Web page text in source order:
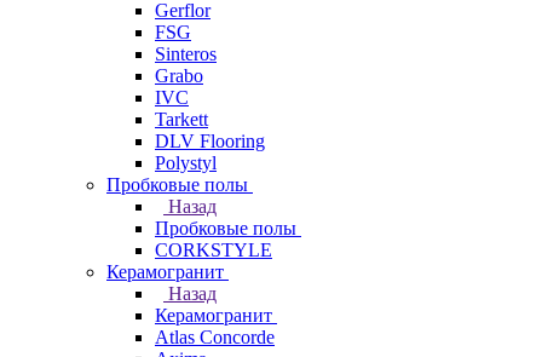
Gerflor
FSG
Sinteros
Grabo
IVC
Tarkett
DLV Flooring
Polystyl
Пробковые полы
Назад
Пробковые полы
CORKSTYLE
Керамогранит
Назад
Керамогранит
Atlas Concorde